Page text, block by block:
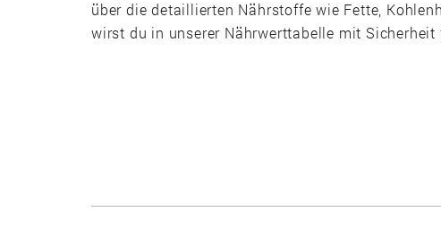
über die detaillierten Nährstoffe wie Fette,
wirst du in unserer Nährwerttabelle mit Sicherheit